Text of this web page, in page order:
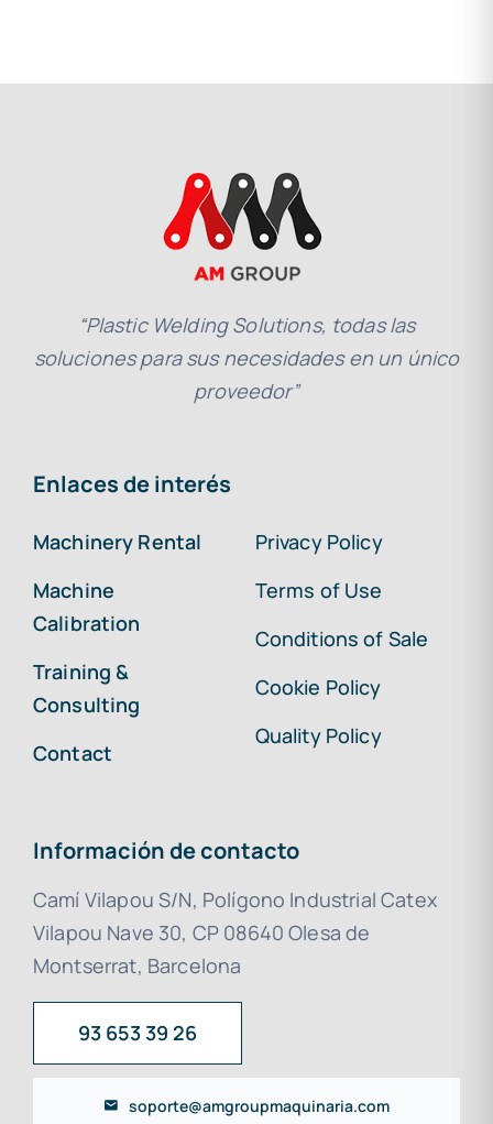
“Plastic Welding Solutions, todas las
soluciones para sus necesidades en un único
proveedor”
Enlaces de interés
Machinery Rental
Machine
Calibration
Training &
Consulting
Contact
Privacy Policy
Terms of Use
Conditions of Sale
Cookie Policy
Quality Policy
Información de contacto
Camí Vilapou S/N, Polígono Industrial Catex
Vilapou Nave 30, CP 08640 Olesa de
Montserrat, Barcelona
93 653 39 26
soporte@amgroupmaquinaria.com